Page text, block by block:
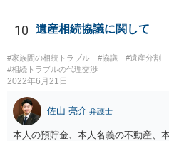
も預金を自由にできない）。
10 遺産相続協議に関して
#家族間の相続トラブル #協議 #遺産分割
#相続トラブルの代理交渉
2022年6月21日
佐山 亮介 弁護士
本人の預貯金、本人名義の不動産、